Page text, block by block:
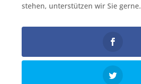
stehen, unterstützen wir Sie gerne.